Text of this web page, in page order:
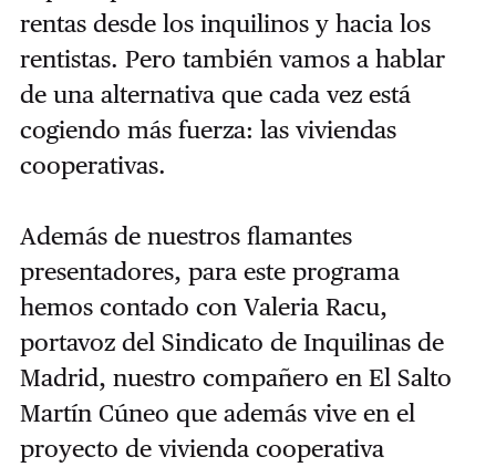
rentas desde los inquilinos y hacia los
rentistas. Pero también vamos a hablar
de una alternativa que cada vez está
cogiendo más fuerza: las viviendas
cooperativas.
Además de nuestros flamantes
presentadores, para este programa
hemos contado con Valeria Racu,
portavoz del Sindicato de Inquilinas de
Madrid, nuestro compañero en El Salto
Martín Cúneo que además vive en el
proyecto de vivienda cooperativa